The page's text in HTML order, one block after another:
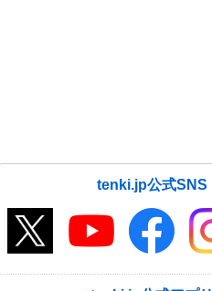
tenki.jp公式SNS